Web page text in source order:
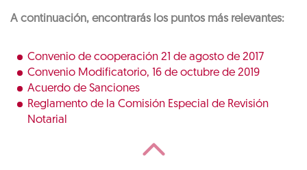
A continuación, encontrarás los puntos más relevantes:
Convenio de cooperación 21 de agosto de 2017
Convenio Modificatorio, 16 de octubre de 2019
Acuerdo de Sanciones
Reglamento de la Comisión Especial de Revisión
Notarial